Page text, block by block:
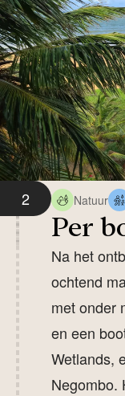
2 Natuur
Per
Na het
ochtend
met onder
en een
Wetlands,
Negombo.